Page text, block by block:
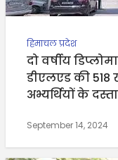
हिमाचल प्रदेश
दो वर्षीय
डीएलएड की 518
अभ्यर्थियों के
September 14, 2024